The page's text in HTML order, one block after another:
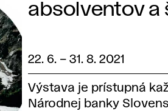
absolventov a
22. 6. –31. 8. 2021
Výstava je prístupná
Národnej banky